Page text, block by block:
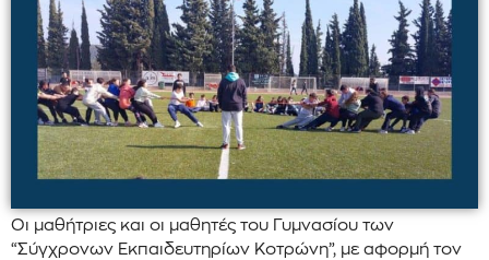
Οι μαθήτριες και οι μαθητές του Γυμνασίου των
“Σύγχρονων Εκπαιδευτηρίων Κοτρώνη”, με αφορμή τον